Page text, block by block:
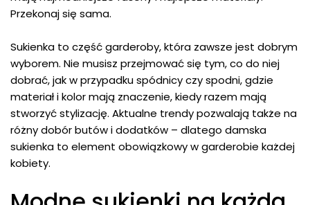
Przekonaj się sama.
Sukienka to część garderoby, która zawsze jest dobrym
wyborem. Nie musisz przejmować się tym, co do niej
dobrać, jak w przypadku spódnicy czy spodni, gdzie
materiał i kolor mają znaczenie, kiedy razem mają
stworzyć stylizację. Aktualne trendy pozwalają także na
różny dobór butów i dodatków – dlatego damska
sukienka to element obowiązkowy w garderobie każdej
kobiety.